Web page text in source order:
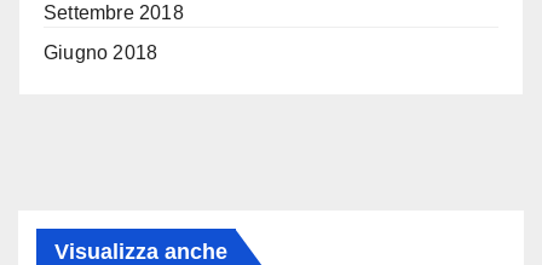
Settembre 2018
Giugno 2018
Visualizza anche